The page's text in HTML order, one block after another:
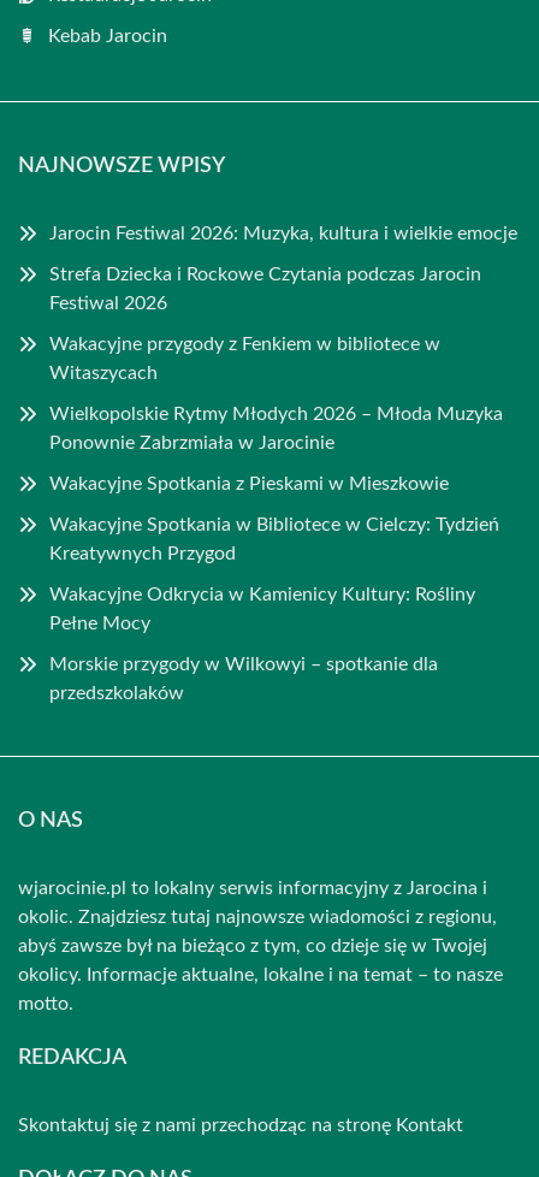
Kebab Jarocin
NAJNOWSZE WPISY
Jarocin Festiwal 2026: Muzyka, kultura i wielkie emocje
Strefa Dziecka i Rockowe Czytania podczas Jarocin
Festiwal 2026
Wakacyjne przygody z Fenkiem w bibliotece w
Witaszycach
Wielkopolskie Rytmy Młodych 2026 – Młoda Muzyka
Ponownie Zabrzmiała w Jarocinie
Wakacyjne Spotkania z Pieskami w Mieszkowie
Wakacyjne Spotkania w Bibliotece w Cielczy: Tydzień
Kreatywnych Przygod
Wakacyjne Odkrycia w Kamienicy Kultury: Rośliny
Pełne Mocy
Morskie przygody w Wilkowyi – spotkanie dla
przedszkolaków
O NAS
wjarocinie.pl to lokalny serwis informacyjny z Jarocina i
okolic. Znajdziesz tutaj najnowsze wiadomości z regionu,
abyś zawsze był na bieżąco z tym, co dzieje się w Twojej
okolicy. Informacje aktualne, lokalne i na temat – to nasze
motto.
REDAKCJA
Skontaktuj się z nami przechodząc na stronę Kontakt